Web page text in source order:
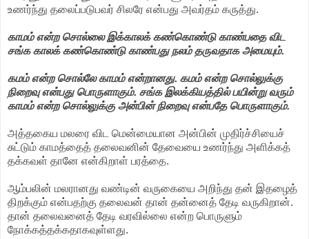
உணர்ந்து தலைப்படுபவர் சிலரே என்பது அவர்தம் கருத்து.
காமம் என்ற சொல்லை இக்காலக் கண்கொண்டு காண்பதை விட
சங்க காலக் கண்கொண்டு காண்பது நலம் தருவதாக அமையும்.
கமம் என்ற சொல்லே காமம் என்றானது. கமம் என்ற சொல்லுக்கு
நிறைவு என்பது பொருளாகும். சங்க இலக்கியத்தில் பயின்று வரும்
காமம் என்ற சொல்லுக்கு அன்பின் நிறைவு என்பதே பொருளாகும்.
அத்தகைய மலரை விட மென்மையான அன்பின் முதிர்ச்சியைச்
சுட்டும் காமத்தைத் தலைவனின் தேவையை உணர்ந்து அளிக்கத்
தக்கவள் தானே என்கிறாள் பரத்தை.
ஆம்பலின் மலரானது வண்டின் வருகையை அறிந்து தன் இதழைத்
திறக்கும் என்பதற்கு தலைவன் தான் தன்னைத் தேடி வருகிறான்.
தான் தலைவனைத் தேடி வரவில்லை என்ற பொருளும்
நோக்கத்தக்கதாகவுள்ளது.